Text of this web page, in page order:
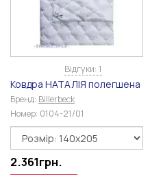
Відгуки: 1
Ковдра НАТАЛІЯ полегшена
Бренд: Billerbeck
Номер: 0104-21/01
2.361грн.